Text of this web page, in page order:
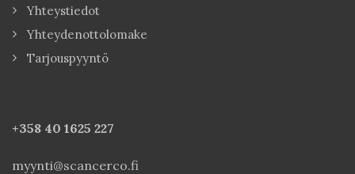
Yhteystiedot
Yhteydenottolomake
Tarjouspyyntö
+358 40 1625 227
myynti@scancerco.fi